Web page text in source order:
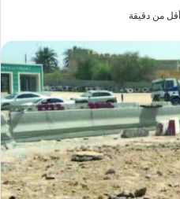
أقل من دقيقة